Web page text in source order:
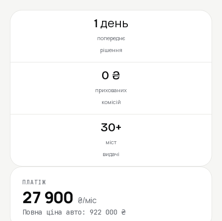
1 день
попереднє
рішення
0 ₴
прихованих
комісій
30+
міст
видачі
ПЛАТІЖ
27 900 ₴/міс
Повна ціна авто: 922 000 ₴